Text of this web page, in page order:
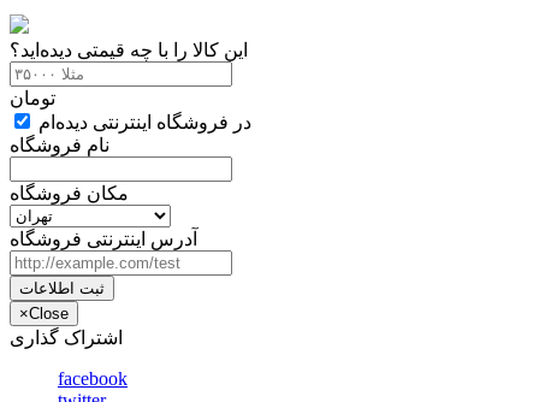
این کالا را با چه قیمتی دیده‌اید؟
تومان
در فروشگاه اینترنتی دیده‌ام
نام فروشگاه
مکان فروشگاه
آدرس اینترنتی فروشگاه
ثبت اطلاعات
×Close
اشتراک گذاری
facebook